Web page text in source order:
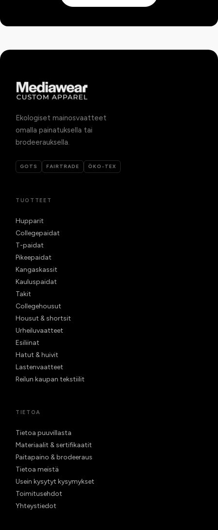
Ekologiset mainosvaatteet
omalla painatuksella tai
brodeerauksella.
GOTS FAIRTRADE ÖKO-TEX
TUOTTEET
Hupparit
Collegepaidat
T-paidat
Pikeepaidat
Kangaskassit
Kauluspaidat
Takit
Collegehousut
Housut & shortsit
Urheiluvaatteet
Esiliinat
Hatut & huivit
Lastenvaatteet
Reilun kaupan tekstiilit
TIETOA
Tietoa puuvillasta
Materiaalit & sertifikaatit
Paitapaino & brodeeraus
Tietoa meistä
Usein kysytyt kysymykset
Toimitusehdot
Yhteystiedot